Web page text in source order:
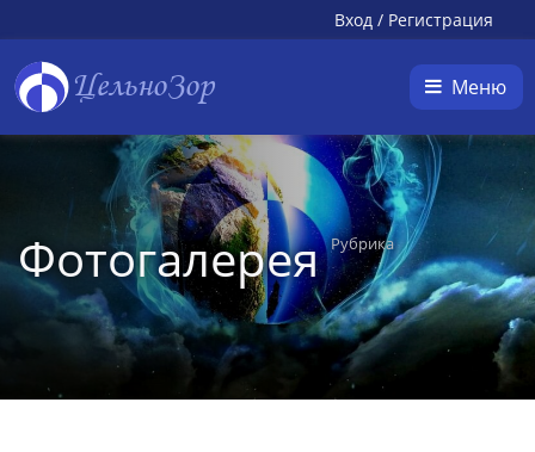
Вход / Регистрация
ЦельноЗор Меню
ФотогалереяРубрика